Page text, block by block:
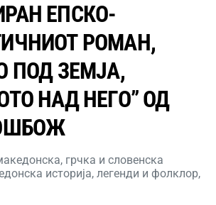
ЕПСКО-
РОМАН,
ПОД ЗЕМЈА,
НАД НЕГО” ОД
грчка и словенска
историја, легенди и фолклор,